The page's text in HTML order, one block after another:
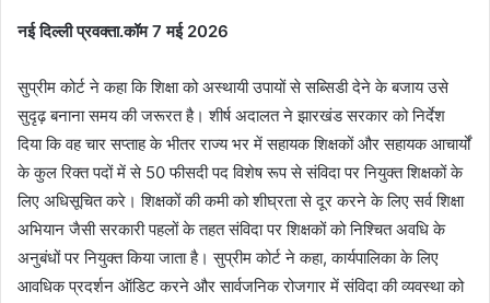
नई दिल्ली प्रवक्ता.कॉम 7 मई 2026
सुप्रीम कोर्ट ने कहा कि शिक्षा को अस्थायी उपायों से सब्सिडी देने के बजाय उसे
सुदृढ़ बनाना समय की जरूरत है। शीर्ष अदालत ने झारखंड सरकार को निर्देश
दिया कि वह चार सप्ताह के भीतर राज्य भर में सहायक शिक्षकों और सहायक आचार्यों
के कुल रिक्त पदों में से 50 फीसदी पद विशेष रूप से संविदा पर नियुक्त शिक्षकों के
लिए अधिसूचित करे। शिक्षकों की कमी को शीघ्रता से दूर करने के लिए सर्व शिक्षा
अभियान जैसी सरकारी पहलों के तहत संविदा पर शिक्षकों को निश्चित अवधि के
अनुबंधों पर नियुक्त किया जाता है। सुप्रीम कोर्ट ने कहा, कार्यपालिका के लिए
आवधिक प्रदर्शन ऑडिट करने और सार्वजनिक रोजगार में संविदा की व्यवस्था को